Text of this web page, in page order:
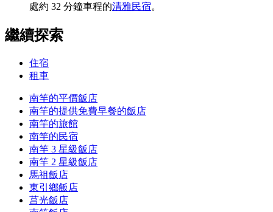
處約 32 分鐘車程的清雅民宿。
繼續探索
住宿
租車
南竿的平價飯店
南竿的提供免費早餐的飯店
南竿的旅館
南竿的民宿
南竿 3 星級飯店
南竿 2 星級飯店
馬祖飯店
東引鄉飯店
莒光飯店